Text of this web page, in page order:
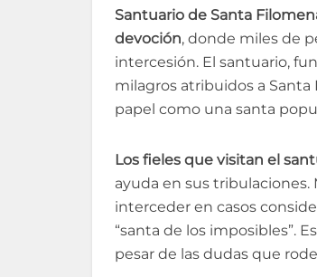
Santuario de Santa
devoción, donde miles de
intercesión. El santuario,
milagros atribuidos a
papel como una santa
Los fieles que visitan el
ayuda en sus
interceder en casos
“santa de los imposibles”.
pesar de las dudas que